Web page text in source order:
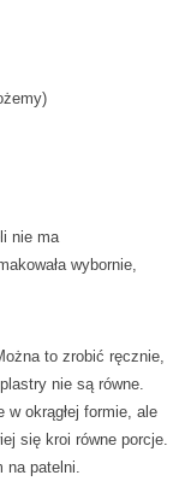
nie ma
wybornie,
to zrobić ręcznie,
nie są równe.
w okrągłej formie, ale
się kroi równe porcje.
na patelni.